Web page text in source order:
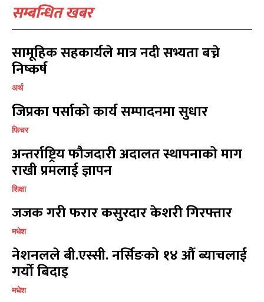
सम्बन्धित खबर
सामूहिक सहकार्यले मात्र नदी सभ्यता बच्ने
निष्कर्ष
अर्थ
जिप्रका पर्साको कार्य सम्पादनमा सुधार
फिचर
अन्तर्राष्ट्रिय फौजदारी अदालत स्थापनाको माग
राखी प्रमलाई ज्ञापन
शिक्षा
जजक गरी फरार कसुरदार केशरी गिरफ्तार
मधेश
नेशनलले बी.एस्सी. नर्सिङको १४ औँ ब्याचलाई
गर्यो बिदाइ
मधेश